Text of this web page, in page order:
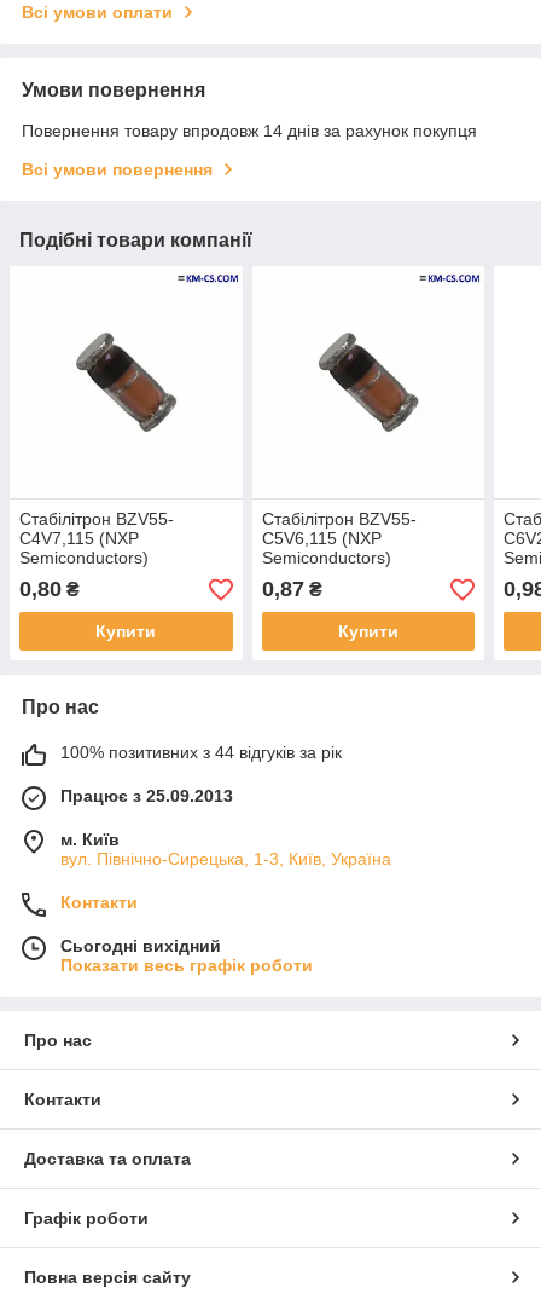
Всі умови оплати
Умови повернення
Повернення товару впродовж 14 днів за рахунок покупця
Всі умови повернення
Подібні товари компанії
Стабілітрон BZV55-
C4V7,115 (NXP
Semiconductors)
0,80 ₴
Купити
Стабілітрон BZV55-
C5V6,115 (NXP
Semiconductors)
0,87₴
Купити
Про нас
100% позитивних з 44 відгуків за рік
Працює з 25.09.2013
м. Київ
вул. Північно-Сирецька, 1-3, Київ, Україна
Контакти
Сьогодні вихідний
Показати весь графік роботи
Про нас
Контакти
Доставка та оплата
Графік роботи
Повна версія сайту